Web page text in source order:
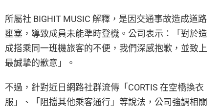
所屬社 BIGHIT MUSIC 解釋，是因交通事故造成道路
壅塞，導致成員未能準時登機。公司表示：「對於造
成搭乘同一班機旅客的不便，我們深感抱歉，並致上
最誠摯的歉意」。
不過，針對近日網路社群流傳「CORTIS 在空橋換衣
服」、「阻擋其他乘客通行」等說法，公司強調相關